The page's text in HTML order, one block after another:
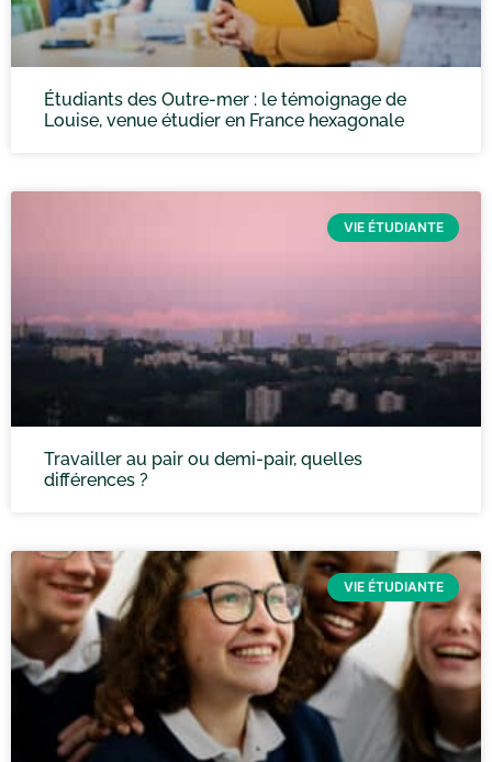
Étudiants des Outre-mer : le témoignage de
Louise, venue étudier en France hexagonale
VIE ÉTUDIANTE
Travailler au pair ou demi-pair, quelles
différences ?
VIE ÉTUDIANTE